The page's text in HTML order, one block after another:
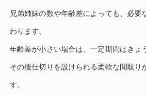
兄弟姉妹の数や年齢差によっても、必要
わります。
年齢差が小さい場合は、一定期間はきょ
その後仕切りを設けられる柔軟な間取り
す。